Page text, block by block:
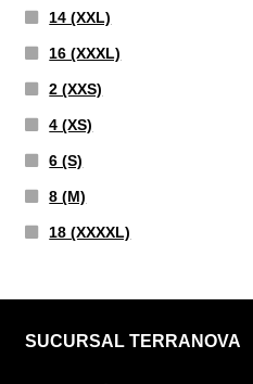
14 (XXL)
16 (XXXL)
2 (XXS)
4 (XS)
6 (S)
8 (M)
18 (XXXXL)
SUCURSAL TERRANOVA